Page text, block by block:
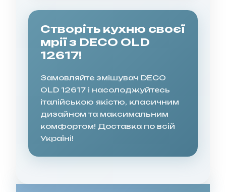
Створіть кухню своєї
мрії з DECO OLD
12617!
Замовляйте змішувач DECO
OLD 12617 і насолоджуйтесь
італійською якістю, класичним
дизайном та максимальним
комфортом! Доставка по всій
Україні!